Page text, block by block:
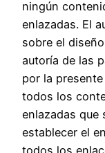
ningún
enlazadas. El
sobre el
autoría de las
por la
todos los
enlazadas que
establecer el
todos los